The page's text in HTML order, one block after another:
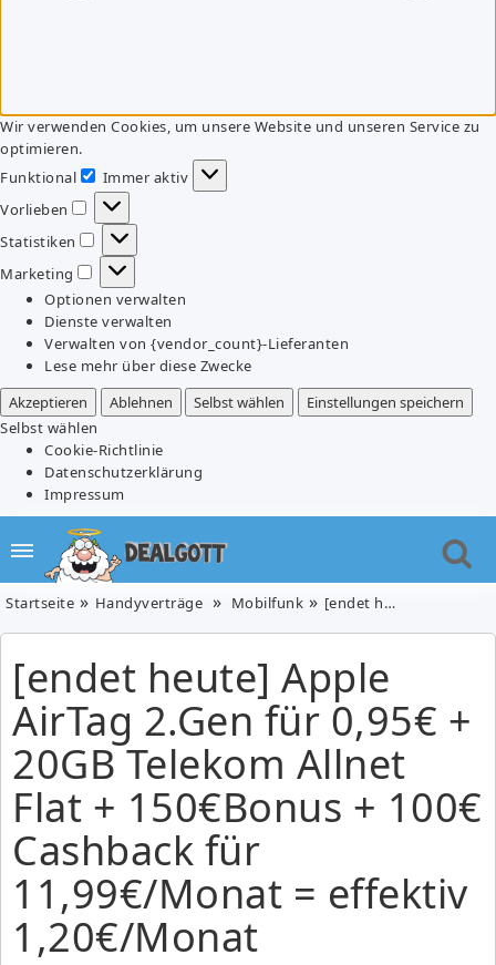
Wir verwenden Cookies, um unsere Website und unseren Service zu
optimieren.
Funktional
Funktional
Immer aktiv
Vorlieben
Vorlieben
Statistiken
Statistiken
Marketing
Marketing
Optionen verwalten
Dienste verwalten
Verwalten von {vendor_count}-Lieferanten
Lese mehr über diese Zwecke
Akzeptieren
Ablehnen Selbst wählen
Einstellungen speichern
Selbst wählen
Cookie-Richtlinie
Datenschutzerklärung
Impressum
Startseite Handyverträge Mobilfunk [endet heute] Apple AirTag 2.Gen für 0,95€ + 20GB Telekom Allnet Flat + 150€Bonus + 100€ Cashback für 11,99€/Monat = effektiv 1,20€/Monat
[endet heute] Apple
AirTag 2.Gen für 0,95€ +
20GB Telekom Allnet
Flat + 150€Bonus + 100€
Cashback für
11,99€/Monat = effektiv
1,20€/Monat